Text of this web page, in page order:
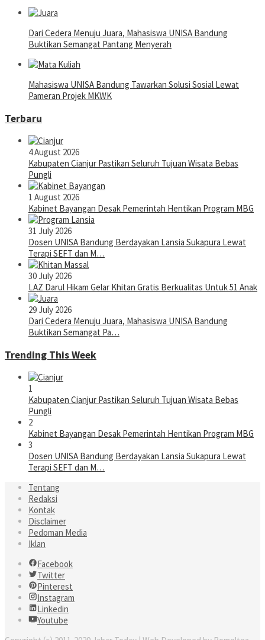
Dari Cedera Menuju Juara, Mahasiswa UNISA Bandung
Buktikan Semangat Pantang Menyerah
Mahasiswa UNISA Bandung Tawarkan Solusi Sosial Lewat
Pameran Projek MKWK
Terbaru
4 August 2026
Kabupaten Cianjur Pastikan Seluruh Tujuan Wisata Bebas
Pungli
1 August 2026
Kabinet Bayangan Desak Pemerintah Hentikan Program MBG
31 July 2026
Dosen UNISA Bandung Berdayakan Lansia Sukapura Lewat
Terapi SEFT dan M…
30 July 2026
LAZ Darul Hikam Gelar Khitan Gratis Berkualitas Untuk 51 Anak
29 July 2026
Dari Cedera Menuju Juara, Mahasiswa UNISA Bandung
Buktikan Semangat Pa…
Trending This Week
1
Kabupaten Cianjur Pastikan Seluruh Tujuan Wisata Bebas
Pungli
2
Kabinet Bayangan Desak Pemerintah Hentikan Program MBG
3
Dosen UNISA Bandung Berdayakan Lansia Sukapura Lewat
Terapi SEFT dan M…
Tentang
Redaksi
Kontak
Disclaimer
Pedoman Media
Iklan
Facebook
Twitter
Pinterest
Instagram
Linkedin
Youtube